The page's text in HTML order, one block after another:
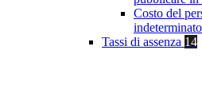
Costo del
Tassi di assenza 14